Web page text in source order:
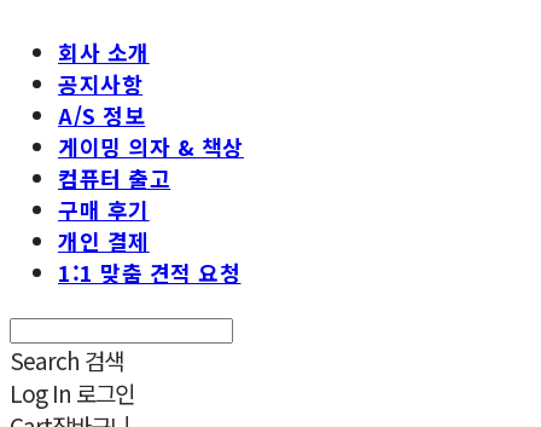
회사 소개
공지사항
A/S 정보
게이밍 의자 & 책상
컴퓨터 출고
구매 후기
개인 결제
1:1 맞춤 견적 요청
Search 검색
Log In 로그인